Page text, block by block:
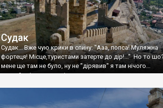
Судак
Судак... Вже чую крики в спину: "Ааа, попса! Муляжна
фортеця! Місце,туристами затерте до дір!..." Но то
мене ще там не було, ну не "дірявив" я там нічого...
принаймні до цього літа.